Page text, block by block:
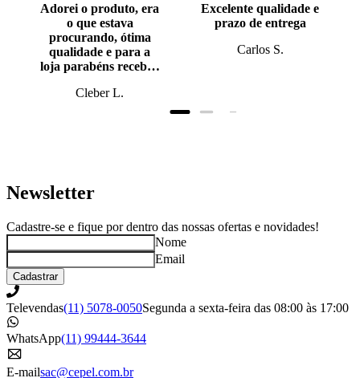
Adorei o produto, era
o que estava
procurando, ótima
qualidade e para a
loja parabéns recebi o
prazo, super bem
Cleber L.
Excelente qualidade e
prazo de entrega
Carlos S.
Newsletter
Cadastre-se e fique por dentro das nossas ofertas e novidades!
Nome
Email
Cadastrar
Televendas(11) 5078-0050Segunda a sexta-feira das 08:00 às 17:00
WhatsApp(11) 99444-3644
E-mailsac@cepel.com.br